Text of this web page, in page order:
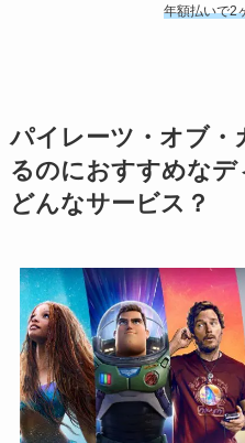
年額払いで2
パイレーツ・オブ・
るのにおすすめなデ
どんなサービス？